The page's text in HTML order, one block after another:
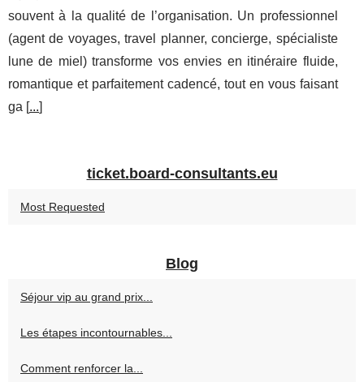
souvent à la qualité de l’organisation. Un professionnel
(agent de voyages, travel planner, concierge, spécialiste
lune de miel) transforme vos envies en itinéraire fluide,
romantique et parfaitement cadencé, tout en vous faisant
ga [...]
ticket.board-consultants.eu
Most Requested
Blog
Séjour vip au grand prix...
Les étapes incontournables...
Comment renforcer la...